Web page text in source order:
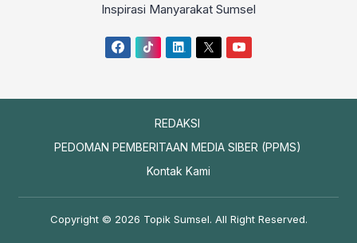
Inspirasi Manyarakat Sumsel
REDAKSI
PEDOMAN PEMBERITAAN MEDIA SIBER (PPMS)
Kontak Kami
Copyright © 2026 Topik Sumsel. All Right Reserved.